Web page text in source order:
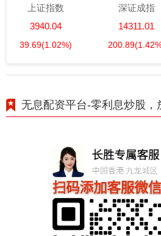
上证指数
3940.04
39.69(1.02%)
深证成指
14311.01
200.89
无息配资平台-零利息炒股，